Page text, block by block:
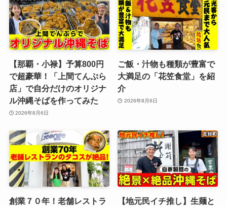
【那覇・小禄】予算800円
で超豪華！「上間てんぷら
店」で自分だけのオリジナ
ル沖縄そばを作ってみた
2026年8月6日
ご飯・汁物も種類が豊富で
大満足の「花笠食堂」を紹
介
2026年8月6日
創業７０年！老舗レストラ
【地元民イチ推し】生麺と